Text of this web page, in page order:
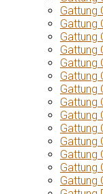
Gattung
Gattung
Gattung
Gattung
Gattung
Gattung
Gattung
Gattung
Gattung
Gattung
Gattung
Gattung
Gattung
Gattung